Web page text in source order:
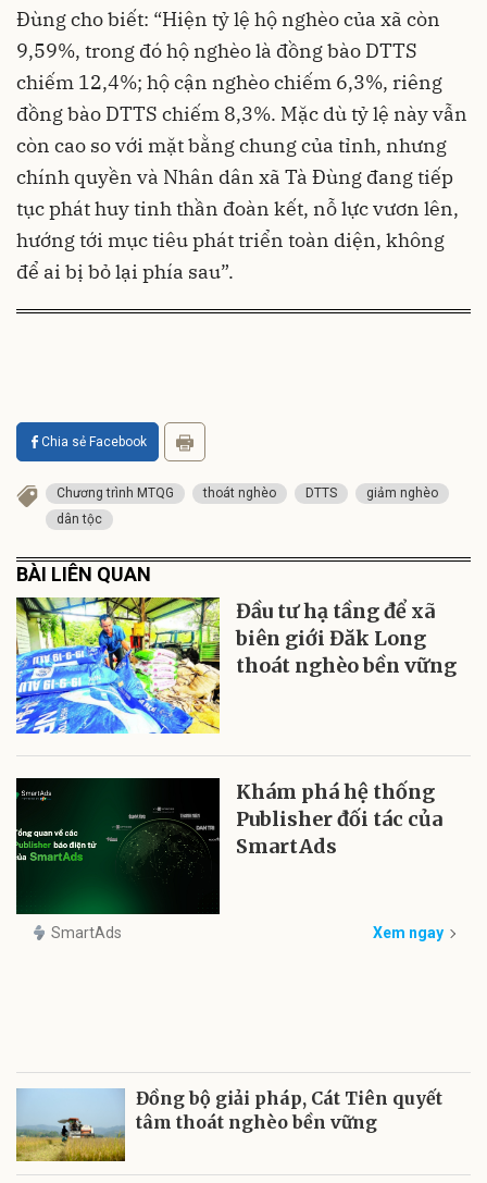
Đùng cho biết: “Hiện tỷ lệ hộ nghèo của xã còn
9,59%, trong đó hộ nghèo là đồng bào DTTS
chiếm 12,4%; hộ cận nghèo chiếm 6,3%, riêng
đồng bào DTTS chiếm 8,3%. Mặc dù tỷ lệ này vẫn
còn cao so với mặt bằng chung của tỉnh, nhưng
chính quyền và Nhân dân xã Tà Đùng đang tiếp
tục phát huy tinh thần đoàn kết, nỗ lực vươn lên,
hướng tới mục tiêu phát triển toàn diện, không
để ai bị bỏ lại phía sau”.
Chia sẻ Facebook
Chương trình MTQG thoát nghèo DTTS
giảm nghèo
dân tộc
BÀI LIÊN QUAN
Đầu tư hạ tầng để xã
biên giới Đăk Long
thoát nghèo bền vững
Khám phá hệ thống
Publisher đối tác của
SmartAds
SmartAds Xem ngay
Đồng bộ giải pháp, Cát Tiên quyết
tâm thoát nghèo bền vững